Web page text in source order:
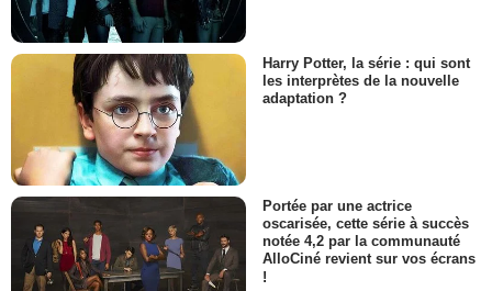
Harry Potter, la série : qui sont
les interprètes de la nouvelle
adaptation ?
Portée par une actrice
oscarisée, cette série à succès
notée 4,2 par la communauté
AlloCiné revient sur vos écrans
!